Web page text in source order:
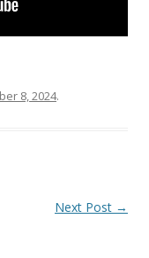
8, 2024.
Next Post →